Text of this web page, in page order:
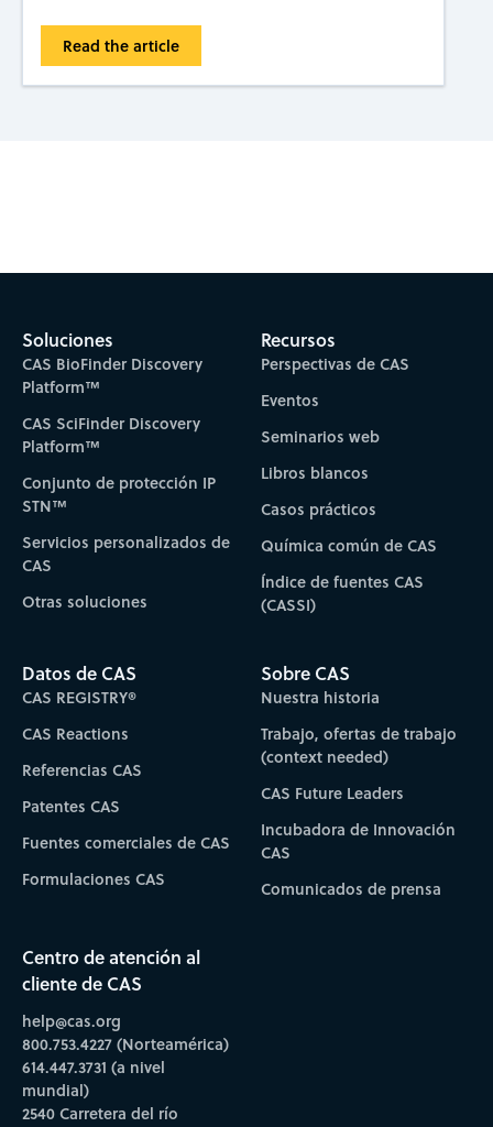
Read the article
Soluciones
CAS BioFinder Discovery
Platform™
CAS SciFinder Discovery
Platform™
Conjunto de protección IP
STN™
Servicios personalizados de
CAS
Otras soluciones
Recursos
Perspectivas de CAS
Eventos
Seminarios web
Libros blancos
Casos prácticos
Química común de CAS
Índice de fuentes CAS
(CASSI)
Datos de CAS
CAS REGISTRY®
CAS Reactions
Referencias CAS
Patentes CAS
Fuentes comerciales de CAS
Formulaciones CAS
Sobre CAS
Nuestra historia
Trabajo, ofertas de trabajo
(context needed)
CAS Future Leaders
Incubadora de Innovación
CAS
Comunicados de prensa
Centro de atención al
cliente de CAS
help@cas.org
800.753.4227 (Norteamérica)
614.447.3731 (a nivel
mundial)
2540 Carretera del río